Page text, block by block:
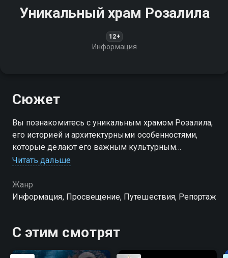
Уникальный храм Розалила
12+
Информация
Сюжет
Вы познакомитесь с уникальным храмом Розалила,
его историей и архитектурными особенностями,
которые делают его важным культурным
памятником
Читать дальше
Жанр
Информация, Просвещение, Путешествия, Репортаж
С этим смотрят